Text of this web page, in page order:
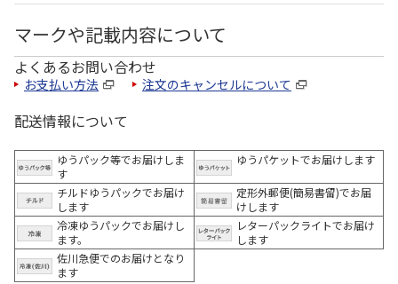
マークや記載内容について
よくあるお問い合わせ
お支払い方法 注文のキャンセルについて
配送情報について
ゆうパック等でお届けしま
す
ゆうパケットでお届けします
チルドゆうパックでお届け
します
定形外郵便(簡易書留)でお届
けします
冷凍ゆうパックでお届けし
ます。
レターパックライトでお届け
します
佐川急便でのお届けとなり
ます